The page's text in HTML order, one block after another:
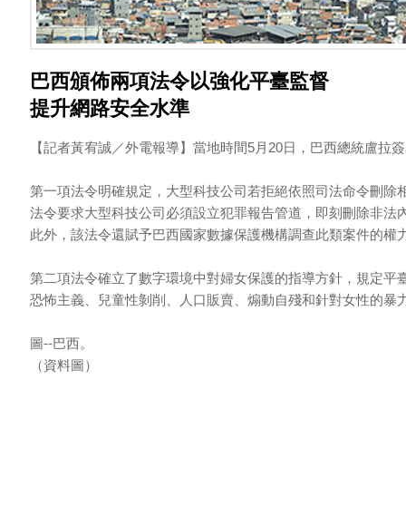
巴西頒佈兩項法令以強化平臺監督
提升網路安全水準
【記者黃宥誠／外電報導】當地時間5月20日，巴西總統盧拉
第一項法令明確規定，大型科技公司若拒絕依照司法命令刪除
法令要求大型科技公司必須設立犯罪報告管道，即刻刪除非法
此外，該法令還賦予巴西國家數據保護機構調查此類案件的權
第二項法令確立了數字環境中對婦女保護的指導方針，規定平
恐怖主義、兒童性剝削、人口販賣、煽動自殘和針對女性的暴
圖--巴西。
（資料圖）